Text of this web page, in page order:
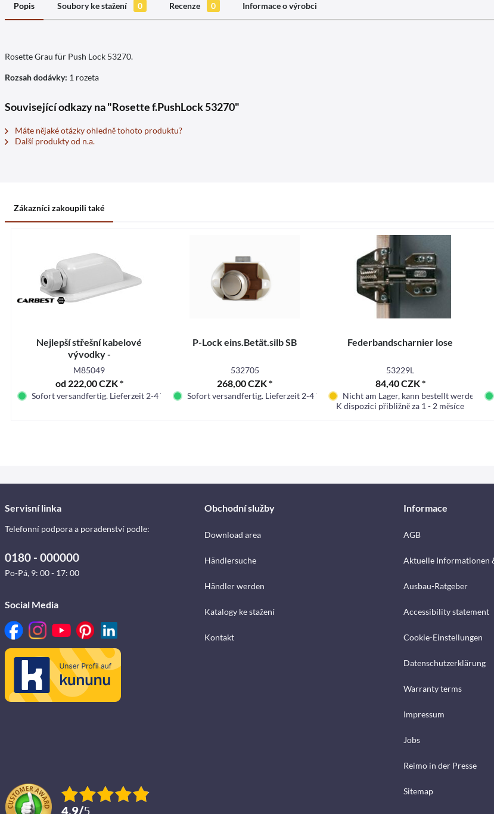
Popis Soubory ke stažení 0 Recenze 0 Informace o výrobci
Rosette Grau für Push Lock 53270.
Rozsah dodávky: 1 rozeta
Související odkazy na "Rosette f.PushLock 53270"
Máte nějaké otázky ohledně tohoto produktu?
Další produkty od n.a.
Zákazníci zakoupili také
Nejlepší střešní kabelové
vývodky -
M85049
od 222,00 CZK *
Sofort versandfertig. Lieferzeit 2-4 Tage.
P-Lock eins.Betät.silb SB
532705
268,00 CZK *
Sofort versandfertig. Lieferzeit 2-4 Tage.
Federbandscharnier lose
53229L
84,40 CZK *
Nicht am Lager, kann bestellt werden
K dispozici přibližně za 1 - 2 měsíce
Servisní linka
Telefonní podpora a poradenství podle:
0180 - 000000
Po-Pá, 9: 00 - 17: 00
Social Media
4.9/5
Obchodní služby
Download area
Händlersuche
Händler werden
Katalogy ke stažení
Kontakt
Informace
AGB
Aktuelle Informationen
Ausbau-Ratgeber
Accessibility statement
Cookie-Einstellungen
Datenschutzerklärung
Warranty terms
Impressum
Jobs
Reimo in der Presse
Sitemap